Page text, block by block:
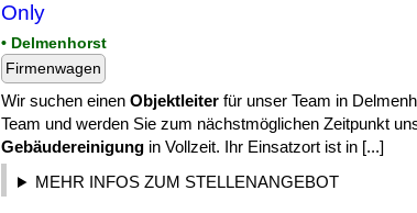
Only
• Delmenhorst
Firmenwagen
Wir suchen einen Objektleiter für unser Team in
Team und werden Sie zum nächstmöglichen Zeitpunkt
Gebäudereinigung in Vollzeit. Ihr Einsatzort ist in [...]
MEHR INFOS ZUM STELLENANGEBOT